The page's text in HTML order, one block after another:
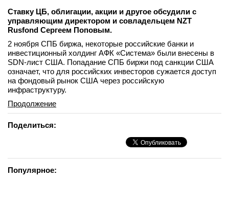
Ставку ЦБ, облигации, акции и другое обсудили с
управляющим директором и совладельцем NZT
Rusfond Сергеем Поповым.
2 ноября СПБ биржа, некоторые российские банки и
инвестиционный холдинг АФК «Система» были внесены в
SDN-лист США. Попадание СПБ биржи под санкции США
означает, что для российских инвесторов сужается доступ
на фондовый рынок США через российскую
инфраструктуру.
Продолжение
Поделиться:
Популярное: